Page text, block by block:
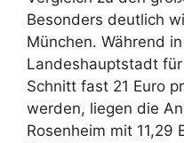
Besonders deutlich
München. Während
Landeshauptstadt
Schnitt fast 21 Euro
werden, liegen die
Rosenheim mit 11,29